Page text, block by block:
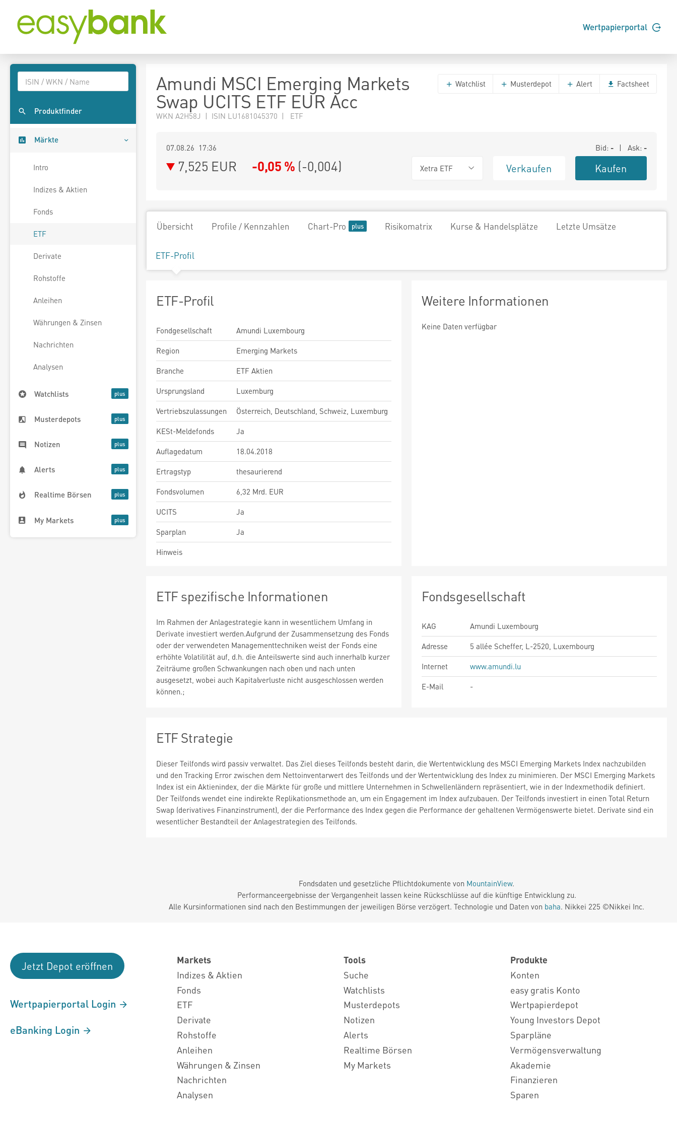
Wertpapierportal
Produktfinder
Märkte
Intro
Indizes & Aktien
Fonds
ETF
Derivate
Rohstoffe
Anleihen
Währungen & Zinsen
Nachrichten
Analysen
Watchlists
Musterdepots
Notizen
Alerts
Realtime Börsen
My Markets
Amundi MSCI Emerging Markets
Swap UCITS ETF EUR Acc
WKN A2H58J | ISIN LU1681045370 | ETF
Watchlist Musterdepot Alert Factsheet
07.08.26 17:36 Bid: - | Ask: -
7,525 EUR -0,05 % (-0,004) Xetra ETF Verkaufen Kaufen
Übersicht Profile / Kennzahlen Chart-Pro Risikomatrix Kurse & Handelsplätze Letzte Umsätze
ETF-Profil
ETF-Profil
Fondgesellschaft
Amundi Luxembourg
Region
Emerging Markets
Branche
ETF Aktien
Ursprungsland
Luxemburg
Vertriebszulassungen
Österreich, Deutschland, Schweiz, Luxemburg
KESt-Meldefonds
Ja
Auflagedatum
18.04.2018
Ertragstyp
thesaurierend
Fondsvolumen
6,32 Mrd. EUR
UCITS
Ja
Sparplan
Ja
Hinweis
Weitere Informationen
Keine Daten verfügbar
ETF spezifische Informationen
Im Rahmen der Anlagestrategie kann in wesentlichem Umfang in
Derivate investiert werden.Aufgrund der Zusammensetzung des Fonds
oder der verwendeten Managementtechniken weist der Fonds eine
erhöhte Volatilität auf, d.h. die Anteilswerte sind auch innerhalb kurzer
Zeiträume großen Schwankungen nach oben und nach unten
ausgesetzt, wobei auch Kapitalverluste nicht ausgeschlossen werden
können.;
Fondsgesellschaft
KAG
Amundi Luxembourg
Adresse
5 allée Scheffer, L-2520, Luxembourg
Internet
www.amundi.lu
E-Mail
-
ETF Strategie
Dieser Teilfonds wird passiv verwaltet. Das Ziel dieses Teilfonds besteht darin, die Wertentwicklung des MSCI Emerging Markets Index nachzubilden
und den Tracking Error zwischen dem Nettoinventarwert des Teilfonds und der Wertentwicklung des Index zu minimieren. Der MSCI Emerging Markets
Index ist ein Aktienindex, der die Märkte für große und mittlere Unternehmen in Schwellenländern repräsentiert, wie in der Indexmethodik definiert.
Der Teilfonds wendet eine indirekte Replikationsmethode an, um ein Engagement im Index aufzubauen. Der Teilfonds investiert in einen Total Return
Swap (derivatives Finanzinstrument), der die Performance des Index gegen die Performance der gehaltenen Vermögenswerte bietet. Derivate sind ein
wesentlicher Bestandteil der Anlagestrategien des Teilfonds.
Fondsdaten und gesetzliche Pflichtdokumente von MountainView.
Performanceergebnisse der Vergangenheit lassen keine Rückschlüsse auf die künftige Entwicklung zu.
Alle Kursinformationen sind nach den Bestimmungen der jeweiligen Börse verzögert. Technologie und Daten von baha. Nikkei 225 ©Nikkei Inc.
Jetzt Depot eröffnen
Wertpapierportal Login
eBanking Login
Markets
Indizes & Aktien
Fonds
ETF
Derivate
Rohstoffe
Anleihen
Währungen & Zinsen
Nachrichten
Analysen
Tools
Suche
Watchlists
Musterdepots
Notizen
Alerts
Realtime Börsen
My Markets
Produkte
Konten
easy gratis Konto
Wertpapierdepot
Young Investors Depot
Sparpläne
Vermögensverwaltung
Akademie
Finanzieren
Sparen